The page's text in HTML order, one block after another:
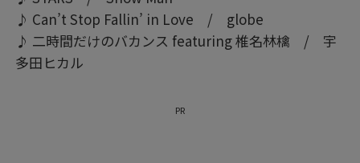
♪ Can’t Stop Fallin’ in Love / globe
♪ 二時間だけのバカンス featuring 椎名林檎 / 宇
多田ヒカル
PR